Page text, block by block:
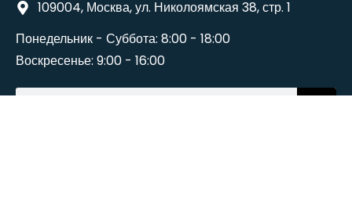
109004, Москва, ул. Николоямская 38, стр. 1
Понедельник - Суббота: 8:00 - 18:00
Воскресенье: 9:00 - 16:00